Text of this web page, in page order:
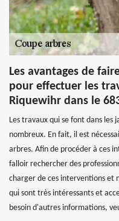
Les avantages de
pour effectuer les
Riquewihr dans le
Les travaux qui se font dans les
nombreux. En fait, il est
arbres. Afin de procéder à ces
falloir rechercher des
charger de ces interventions et
qui sont très intéressants et
besoin d'autres informations,